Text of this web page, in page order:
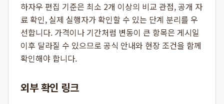
하자우 편집 기준은 최소 2개 이상의 비교 관점, 공개 자
료 확인, 실제 실행자가 확인할 수 있는 단계 분리를 우
선합니다. 가격이나 기간처럼 변동이 큰 항목은 게시일
이후 달라질 수 있으므로 공식 안내와 현장 조건을 함께
확인해야 합니다.
외부 확인 링크